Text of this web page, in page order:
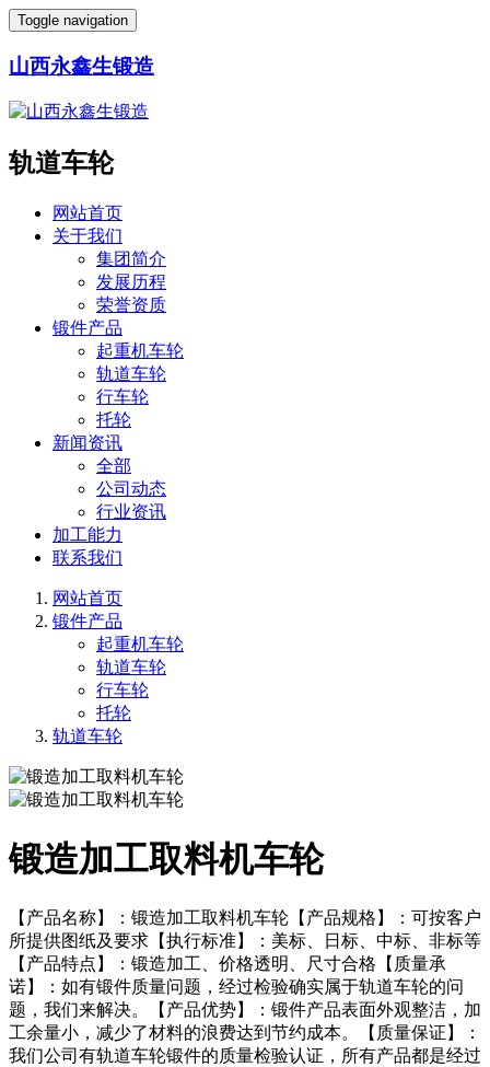
Toggle navigation
山西永鑫生锻造
轨道车轮
网站首页
关于我们
集团简介
发展历程
荣誉资质
锻件产品
起重机车轮
轨道车轮
行车轮
托轮
新闻资讯
全部
公司动态
行业资讯
加工能力
联系我们
网站首页
锻件产品
起重机车轮
轨道车轮
行车轮
托轮
轨道车轮
锻造加工取料机车轮
【产品名称】：锻造加工取料机车轮【产品规格】：可按客户
所提供图纸及要求【执行标准】：美标、日标、中标、非标等
【产品特点】：锻造加工、价格透明、尺寸合格【质量承
诺】：如有锻件质量问题，经过检验确实属于轨道车轮的问
题，我们来解决。【产品优势】：锻件产品表面外观整洁，加
工余量小，减少了材料的浪费达到节约成本。【质量保证】：
我们公司有轨道车轮锻件的质量检验认证，所有产品都是经过